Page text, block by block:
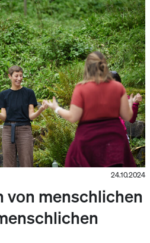
24.10.2024
von menschlichen